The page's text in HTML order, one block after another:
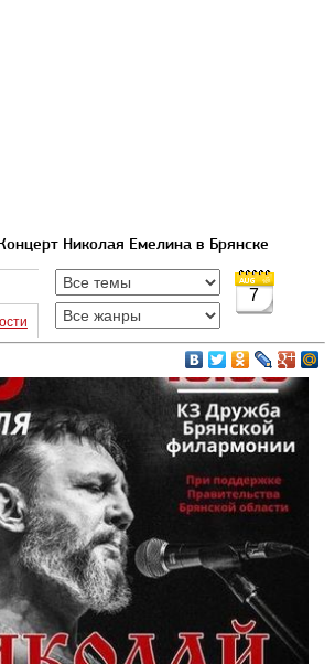
Николая Емелина в Брянске
7